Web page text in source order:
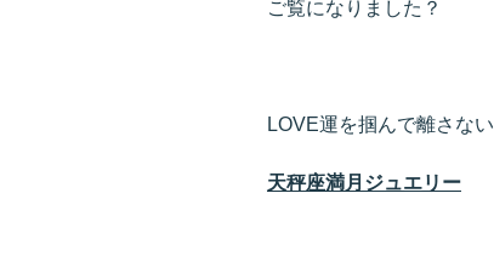
ご覧になりました？
LOVE運を掴んで離さない
天秤座満月ジュエリー